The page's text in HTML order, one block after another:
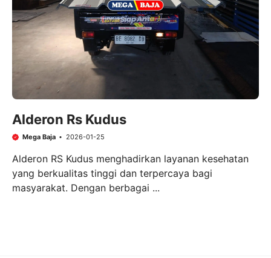
Alderon Rs Kudus
Mega Baja 2026-01-25
Alderon RS Kudus menghadirkan layanan kesehatan
yang berkualitas tinggi dan terpercaya bagi
masyarakat. Dengan berbagai ...